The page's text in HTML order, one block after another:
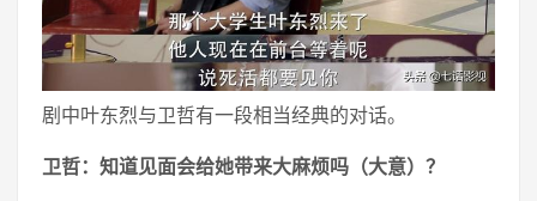
剧中叶东烈与卫哲有一段相当经典的对话。
卫哲：知道见面会给她带来大麻烦吗（大意）？